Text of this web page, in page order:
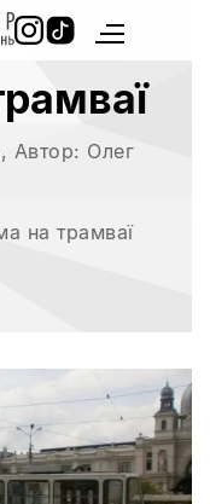
, Автор: Олег
на трамваї